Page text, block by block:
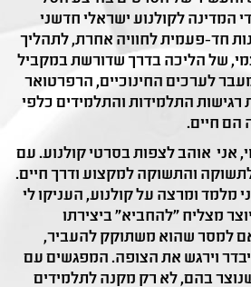
המדינה לקולנוע ישראלי חדשני
חד-פעמית לחוויה אחרת, לתהליך
של הליכה בדרך שדורשת במקביל
לערכים החינוכיים, הרפרטואר
התלמידות והתלמידים כלפי
הם חיים.
אני אוהב לצפות בסרטי קולנוע. עם
והתשוקה למקצוע ודרך חיים.
מלמד ומרצה על קולנוע, העניקו לי
מצליח "להחביא" ביצירתו
למסר שהוא משתוקק להעביר,
וירגש את הצופה. המפגשים עם
שנוצר בהם, לא רק מקנה לתלמידים